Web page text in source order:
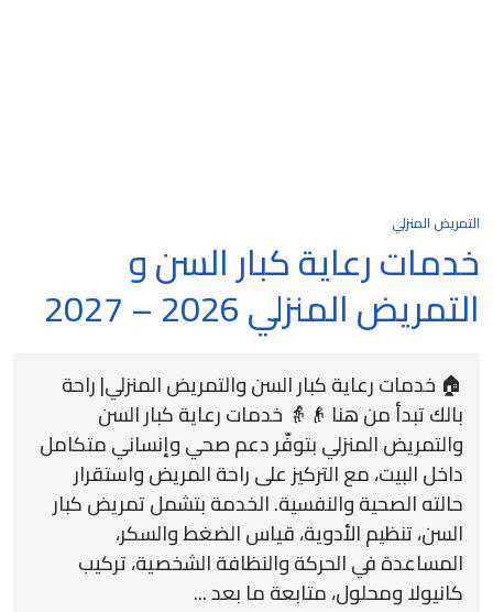
التمريض المنزلي
خدمات رعاية كبار السن و
التمريض المنزلي 2026 – 2027
🏠 خدمات رعاية كبار السن والتمريض المنزلي| راحة
بالك تبدأ من هنا 👴👵 خدمات رعاية كبار السن
والتمريض المنزلي بتوفّر دعم صحي وإنساني متكامل
داخل البيت، مع التركيز على راحة المريض واستقرار
حالته الصحية والنفسية. الخدمة بتشمل تمريض كبار
السن، تنظيم الأدوية، قياس الضغط والسكر،
المساعدة في الحركة والنظافة الشخصية، تركيب
كانيولا ومحلول، متابعة ما بعد ...